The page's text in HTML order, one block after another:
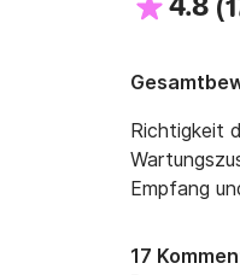
4.8
Richtigkeit
Empfang
17